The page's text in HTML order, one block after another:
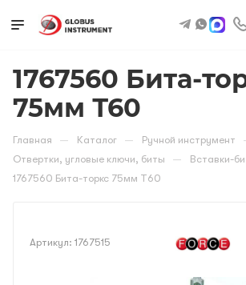
1767560 Бита-
75мм Т60
Главная — Каталог — Ручной инструмент
Отвертки, угловые ключи, биты — Вставки-
1767560 Бита-торкс 75мм Т60
Артикул: 1767515